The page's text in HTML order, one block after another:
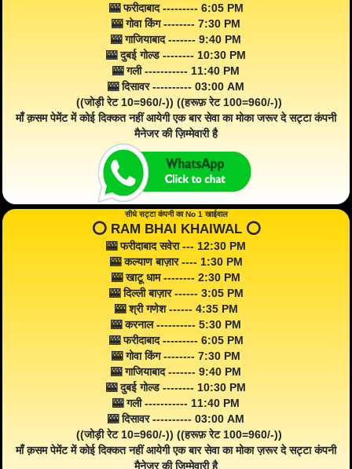
🎰 फरीदाबाद --------- 6:05 PM
🎰 गोवा किंग -------- 7:30 PM
🎰 गाजियाबाद ------- 9:40 PM
🎰 दुबई गोल्ड -------- 10:30 PM
🎰 गली ----------- 11:40 PM
🎰 दिसावर ---------- 03:00 AM
((जोड़ी रेट 10=960/-)) ((हरूफ़ रेट 100=960/-))
माँ क़सम पेमेंट में कोई दिक्कत नहीं आयेगी एक बार सेवा का मोका जरूर दे सट्टा कंपनी
मैनेजर की ज़िम्मेवारी है
सीधे सट्टा कंपनी का No 1 खाईवाल
⭕️ RAM BHAI KHAIWAL ⭕️
🎰 फरीदाबाद सवेरा --- 12:30 PM
🎰 कल्याण बाज़ार ---- 1:30 PM
🎰 खाटू धाम -------- 2:30 PM
🎰 दिल्ली बाज़ार ------ 3:05 PM
🎰 श्री गणेश ------ 4:35 PM
🎰 करनाल ---------- 5:30 PM
🎰 फरीदाबाद --------- 6:05 PM
🎰 गोवा किंग -------- 7:30 PM
🎰 गाजियाबाद ------- 9:40 PM
🎰 दुबई गोल्ड -------- 10:30 PM
🎰 गली ----------- 11:40 PM
🎰 दिसावर ---------- 03:00 AM
((जोड़ी रेट 10=960/-)) ((हरूफ़ रेट 100=960/-))
माँ क़सम पेमेंट में कोई दिक्कत नहीं आयेगी एक बार सेवा का मोका ज़रूर दे सट्टा कंपनी
मैनेजर की ज़िम्मेवारी है